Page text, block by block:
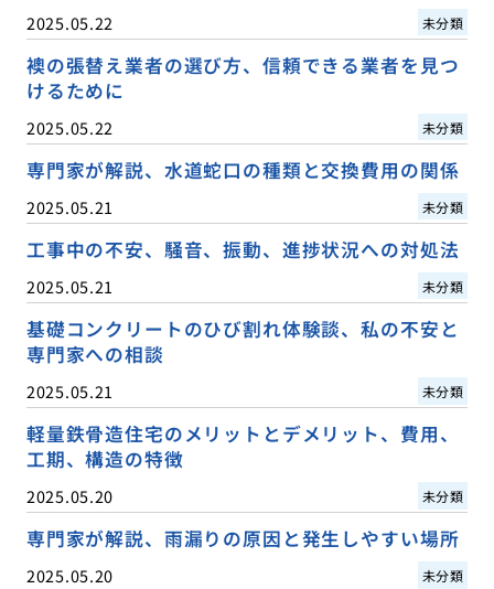
2025.05.22 未分類
襖の張替え業者の選び方、信頼できる業者を見つ
けるために
2025.05.22 未分類
専門家が解説、水道蛇口の種類と交換費用の関係
2025.05.21 未分類
工事中の不安、騒音、振動、進捗状況への対処法
2025.05.21 未分類
基礎コンクリートのひび割れ体験談、私の不安と
専門家への相談
2025.05.21 未分類
軽量鉄骨造住宅のメリットとデメリット、費用、
工期、構造の特徴
2025.05.20 未分類
専門家が解説、雨漏りの原因と発生しやすい場所
2025.05.20 未分類